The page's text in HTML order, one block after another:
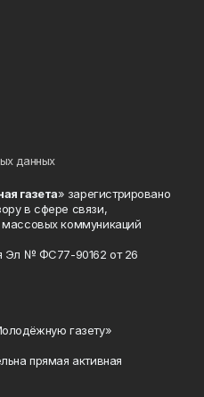
данных
газета» зарегистрировано
в сфере связи,
коммуникаций
Эл № ФС77-90162 от 26
газету»
прямая активная